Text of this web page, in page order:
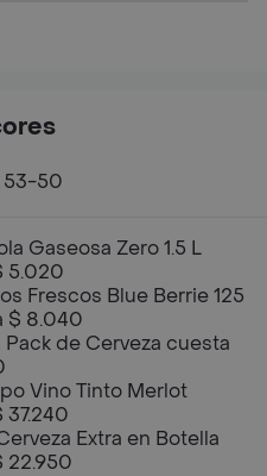
50
Gaseosa Zero 1.5 L
5.020
Frescos Blue Berrie 125
$ 8.040
de Cerveza cuesta
Vino Tinto Merlot
37.240
Extra en Botella
22.950